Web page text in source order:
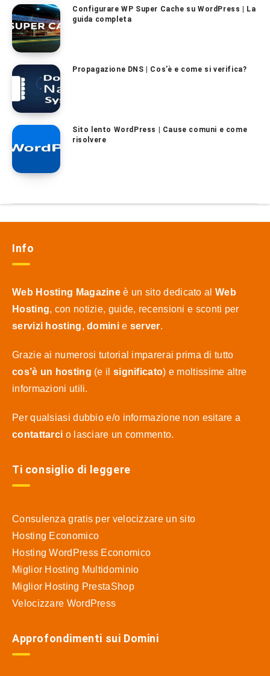
Configurare WP Super Cache su WordPress | La
guida completa
Propagazione DNS | Cos’è e come si verifica?
Sito lento WordPress | Cause comuni e come
risolvere
Info
Web Hosting Magazine è un sito dedicato al Web
Hosting, con notizie, guide, recensioni e sconti per
servizi hosting,dominie server.
Grazie ai numerosi tutorial imparerai prima di tutto
cos’è un hosting (e il significato) e moltissime altre
informazioni utili.
Per qualsiasi dubbio e/o informazione non esitare a
contattarci o lasciare un commento.
Ti consiglio di leggere
Consulenza gratis per velocizzare un sito
Hosting Economico
Hosting WordPress Economico
Miglior Hosting Multidominio
Miglior Hosting PrestaShop
Velocizzare WordPress
Approfondimenti sui Domini